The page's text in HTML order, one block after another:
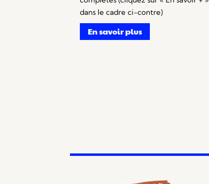
dans le cadre ci-contre)
En savoir plus